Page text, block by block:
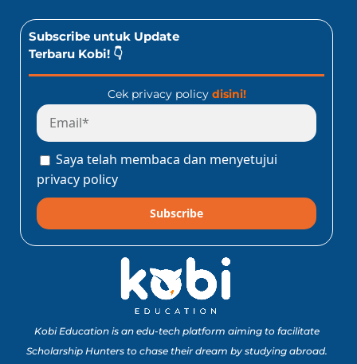
Subscribe untuk Update
Terbaru Kobi! 👇
Cek privacy policy disini!
Saya telah membaca dan menyetujui
privacy policy
Subscribe
Kobi Education is an edu-tech platform aiming to facilitate
Scholarship Hunters to chase their dream by studying abroad.